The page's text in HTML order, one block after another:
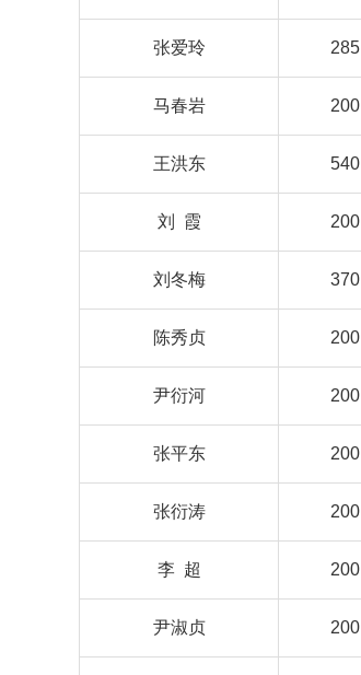
张爱玲 285
马春岩 200
王洪东 540
刘 霞 200
刘冬梅 370
陈秀贞 200
尹衍河 200
张平东 200
张衍涛 200
李 超 200
尹淑贞 200